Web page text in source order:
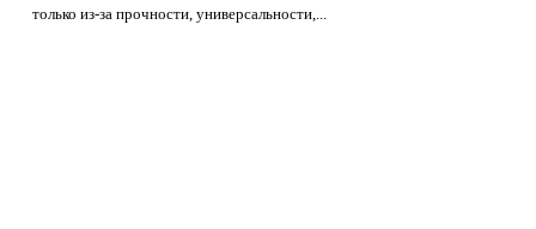
только из-за прочности, универсальности,...